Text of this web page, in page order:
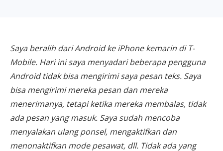
Saya beralih dari Android ke iPhone kemarin di T-
Mobile. Hari ini saya menyadari beberapa pengguna
Android tidak bisa mengirimi saya pesan teks. Saya
bisa mengirimi mereka pesan dan mereka
menerimanya, tetapi ketika mereka membalas, tidak
ada pesan yang masuk. Saya sudah mencoba
menyalakan ulang ponsel, mengaktifkan dan
menonaktifkan mode pesawat, dll. Tidak ada yang